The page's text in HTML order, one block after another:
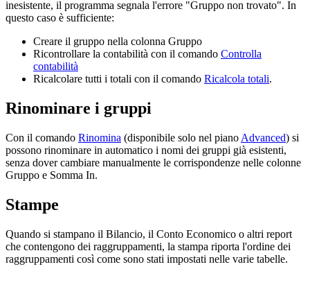
inesistente, il programma segnala l'errore "Gruppo non trovato". In
questo caso è sufficiente:
Creare il gruppo nella colonna Gruppo
Ricontrollare la contabilità con il comando Controlla
contabilità
Ricalcolare tutti i totali con il comando Ricalcola totali.
Rinominare i gruppi
Con il comando Rinomina (disponibile solo nel piano Advanced) si
possono rinominare in automatico i nomi dei gruppi già esistenti,
senza dover cambiare manualmente le corrispondenze nelle colonne
Gruppo e Somma In.
Stampe
Quando si stampano il Bilancio, il Conto Economico o altri report
che contengono dei raggruppamenti, la stampa riporta l'ordine dei
raggruppamenti così come sono stati impostati nelle varie tabelle.